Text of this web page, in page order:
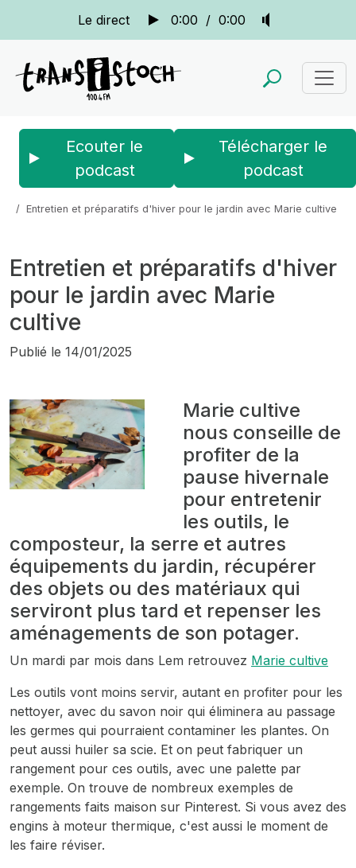
Le direct 0:00 / 0:00
Ecouter le
podcast
Télécharger le
podcast
Entretien et préparatifs d'hiver pour le jardin avec Marie cultive
Entretien et préparatifs d'hiver
pour le jardin avec Marie
cultive
Publié le 14/01/2025
Marie cultive
nous conseille de
profiter de la
pause hivernale
pour entretenir
les outils, le
composteur, la serre et autres
équipements du jardin, récupérer
des objets ou des matériaux qui
serviront plus tard et repenser les
aménagements de son potager.
Un mardi par mois dans Lem retrouvez Marie cultive
Les outils vont moins servir, autant en profiter pour les
nettoyer, avec du savon noir qui éliminera au passage
les germes qui pourraient contaminer les plantes. On
peut aussi huiler sa scie. Et on peut fabriquer un
rangement pour ces outils, avec une palette par
exemple. On trouve de nombreux exemples de
rangements faits maison sur Pinterest. Si vous avez des
engins à moteur thermique, c'est aussi le moment de
les faire réviser.